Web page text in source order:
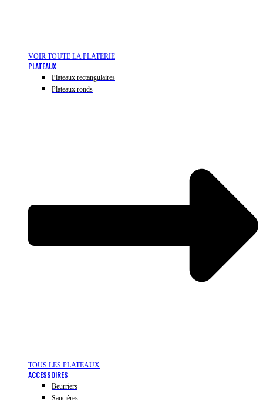
VOIR TOUTE LA PLATERIE
PLATEAUX
Plateaux rectangulaires
Plateaux ronds
TOUS LES PLATEAUX
ACCESSOIRES
Beurriers
Saucières